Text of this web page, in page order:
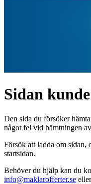
Sidan
Den sida du försöker
något fel vid hämtningen
Försök att ladda om sidan,
startsidan.
Behöver du hjälp kan du
info@maklarofferter.se